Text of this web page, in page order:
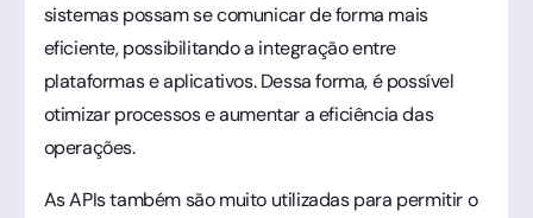
sistemas possam se comunicar de forma mais
eficiente, possibilitando a integração entre
plataformas e aplicativos. Dessa forma, é possível
otimizar processos e aumentar a eficiência das
operações.
As APIs também são muito utilizadas para permitir o